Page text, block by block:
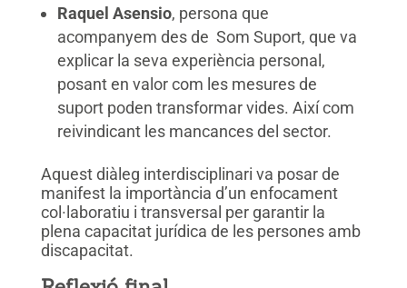
Raquel Asensio, persona que
acompanyem des de Som Suport, que va
explicar la seva experiència personal,
posant en valor com les mesures de
suport poden transformar vides. Així com
reivindicant les mancances del sector.
Aquest diàleg interdisciplinari va posar de
manifest la importància d’un enfocament
col·laboratiu i transversal per garantir la
plena capacitat jurídica de les persones amb
discapacitat.